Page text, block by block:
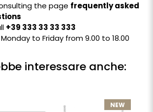
the page frequently asked
+39 333 33 33 333
to Friday from 9.00 to 18.00
interessare anche:
NEW